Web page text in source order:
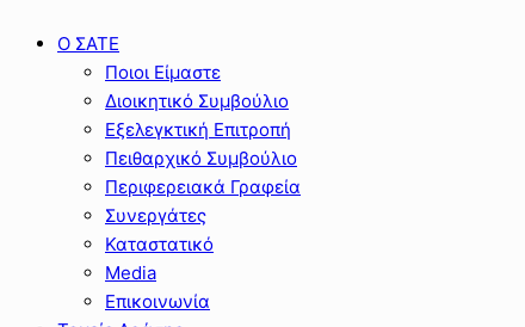
Ο ΣΑΤΕ
Ποιοι Είμαστε
Διοικητικό Συμβούλιο
Εξελεγκτική Επιτροπή
Πειθαρχικό Συμβούλιο
Περιφερειακά Γραφεία
Συνεργάτες
Καταστατικό
Media
Επικοινωνία